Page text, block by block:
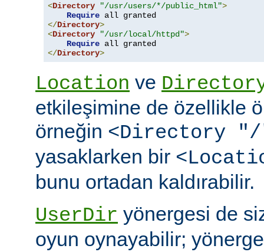
<Directory "/usr/users/*/public_html">
Require
</Directory>
<Directory "/usr/local/httpd">
Require
</Directory>
Location ve
etkileşimine de özellikle
örneğin <Directory "/
yasaklarken bir
bunu ortadan kaldırabilir.
UserDir yönergesi de
oyun oynayabilir;